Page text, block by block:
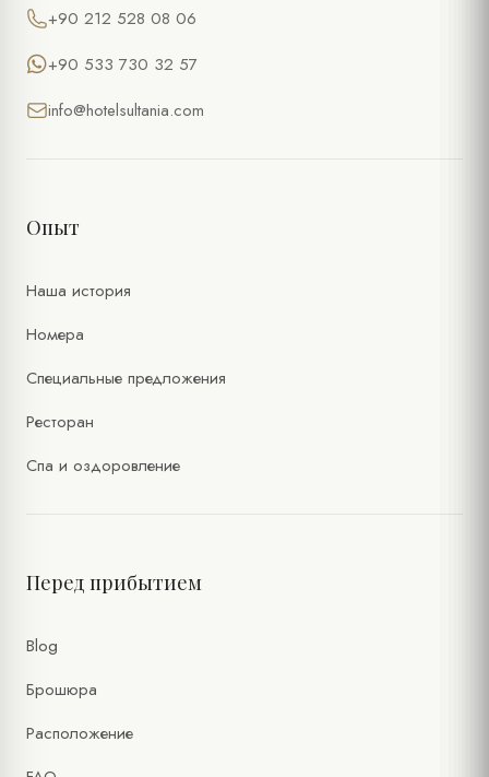
+90 212 528 08 06
+90 533 730 32 57
info@hotelsultania.com
Опыт
Наша история
Номера
Специальные предложения
Ресторан
Спа и оздоровление
Перед прибытием
Blog
Брошюра
Расположение